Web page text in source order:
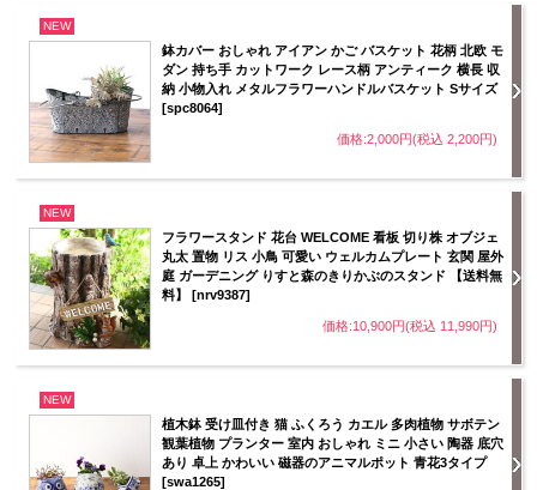
NEW
鉢カバー おしゃれ アイアン かご バスケット 花柄 北欧 モ
ダン 持ち手 カットワーク レース柄 アンティーク 横長 収
納 小物入れ メタルフラワーハンドルバスケット Sサイズ
[spc8064]
価格:2,000円(税込 2,200円)
NEW
フラワースタンド 花台 WELCOME 看板 切り株 オブジェ
丸太 置物 リス 小鳥 可愛い ウェルカムプレート 玄関 屋外
庭 ガーデニング りすと森のきりかぶのスタンド 【送料無
料】 [nrv9387]
価格:10,900円(税込 11,990円)
NEW
植木鉢 受け皿付き 猫 ふくろう カエル 多肉植物 サボテン
観葉植物 プランター 室内 おしゃれ ミニ 小さい 陶器 底穴
あり 卓上 かわいい 磁器のアニマルポット 青花3タイプ
[swa1265]